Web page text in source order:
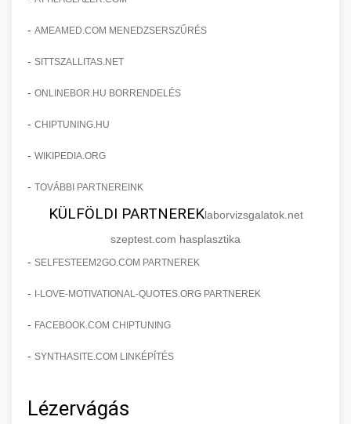
- AMEAMED.COM MENEDZSERSZŰRÉS
- SITTSZALLITAS.NET
- ONLINEBOR.HU BORRENDELÉS
- CHIPTUNING.HU
- WIKIPEDIA.ORG
- TOVÁBBI PARTNEREINK
KÜLFÖLDI PARTNEREKlaborvizsgalatok.net
szeptest.com hasplasztika
- SELFESTEEM2GO.COM PARTNEREK
- I-LOVE-MOTIVATIONAL-QUOTES.ORG PARTNEREK
- FACEBOOK.COM CHIPTUNING
- SYNTHASITE.COM LINKÉPÍTÉS
Lézervágás